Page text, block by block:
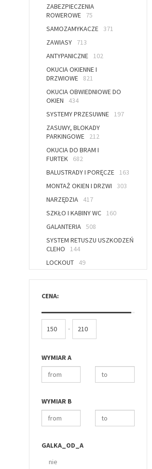
ZABEZPIECZENIA
ROWEROWE
75
SAMOZAMYKACZE
371
ZAWIASY
713
ANTYPANICZNE
102
OKUCIA OKIENNE I
DRZWIOWE
821
OKUCIA OBWIEDNIOWE DO
OKIEN
434
SYSTEMY PRZESUWNE
197
ZASUWY, BLOKADY
PARKINGOWE
212
OKUCIA DO BRAM I
FURTEK
682
BALUSTRADY I PORĘCZE
163
MONTAŻ OKIEN I DRZWI
303
NARZĘDZIA
417
SZKŁO I KABINY WC
160
GALANTERIA 508
SYSTEM RETUSZU USZKODZEŃ
CLEHO
144
LOCKOUT
49
CENA:
-
WYMIAR A
WYMIAR B
GALKA_OD_A
nie